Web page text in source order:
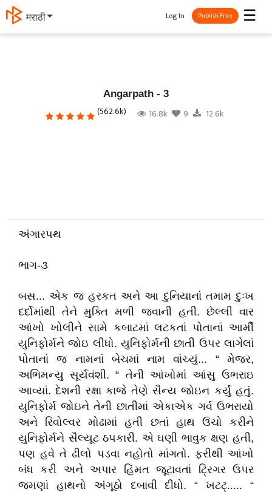
தமிழ் ☰
Log In Publish Free
Angarpath - 3
(562.6k) 16.8k 9 12.6k
અંગારપથ
ભાગ-૩
બસ... એક જ હરકત અને આ દુનિયાનાં તમામ દુઃખ
દર્દોમાંથી તેને મુક્તિ મળી જવાની હતી. છેલ્લી વાર
આંખો ખોલીને સામે કબાટમાં લટકતાં પોતાનાં આર્મી
યુનિફોર્મને જોઇ લીધો. યુનિફોર્મની છાતી ઉપર લાગેલાં
પોતાનાં જ નામનાં બેચમાં નામ વાંચ્યું... “ મેજર,
અભિમન્યુ સૂર્યવંશી. “ તેની આંખોમાં આંસુ ઉભરાઇ
આવ્યાં. દેશની રક્ષા કાજે તેણે સૈન્ય જોઇન કર્યું હતું.
યુનિફોર્મ જોઇને તેની છાતીમાં એકાએક ગર્વ ઉભરાયો
અને રિવોલ્વર મોઢામાં હતી છતાં હાથ ઉંચો કરીને
યુનિફોર્મને સૈલ્યૂટ ઠપકારી. એ ઘણી ભાવુક ક્ષણ હતી,
પણ હવે તે ઢીલો પડવા નહોતો માંગતો. ફરીથી આંખો
બંધ કરી અને અપાર હિંમત જૂટાવતાં ટ્રિગર ઉપર
જમણાં હાથનો અંગૂઠો દબાવી દીધો. “ ખટટ્..... “